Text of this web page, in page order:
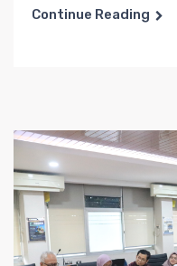
Continue Reading